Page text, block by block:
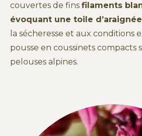
couvertes de fins filaments
évoquant une toile d’araignée
la sécheresse et aux conditions
pousse en coussinets compacts
pelouses alpines.